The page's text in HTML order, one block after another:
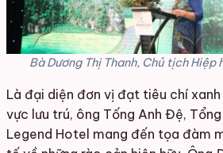
Bà Dương Thị Thanh, Chủ tịch Hiệp
Là đại diện đơn vị đạt tiêu chí
vực lưu trú, ông Tống Anh Đệ,
Legend Hotel mang đến tọa đàm